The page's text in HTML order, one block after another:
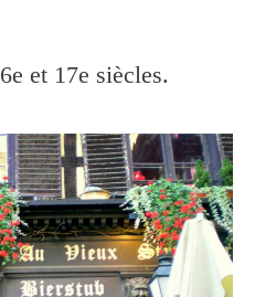
et 17e siècles.